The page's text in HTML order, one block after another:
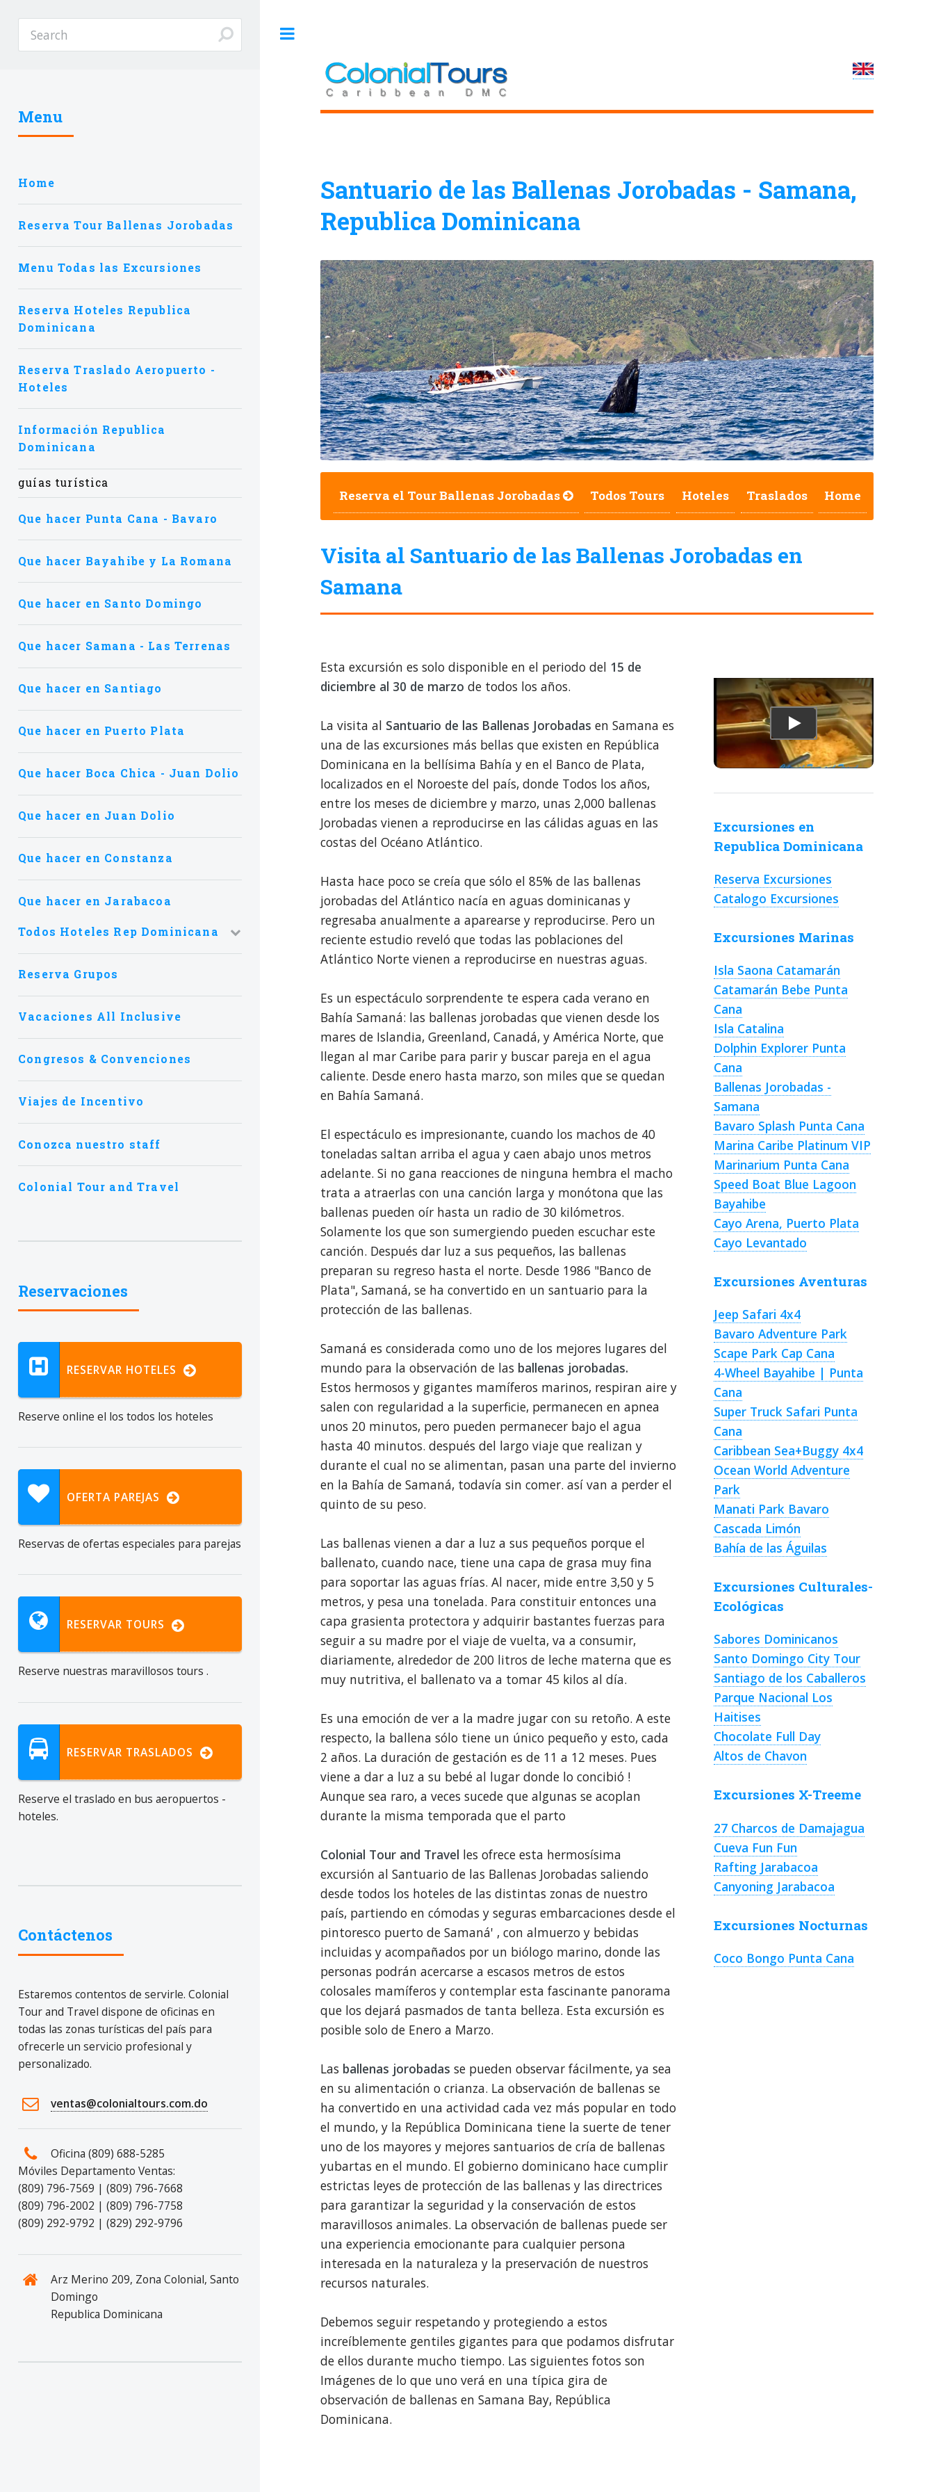
Menu
Home
Reserva Tour Ballenas Jorobadas
Menu Todas las Excursiones
Reserva Hoteles Republica
Dominicana
Reserva Traslado Aeropuerto -
Hoteles
Información Republica
Dominicana
guías turística
Que hacer Punta Cana - Bavaro
Que hacer Bayahibe y La Romana
Que hacer en Santo Domingo
Que hacer Samana - Las Terrenas
Que hacer en Santiago
Que hacer en Puerto Plata
Que hacer Boca Chica - Juan Dolio
Que hacer en Juan Dolio
Que hacer en Constanza
Que hacer en Jarabacoa
Todos Hoteles Rep Dominicana
Reserva Grupos
Vacaciones All Inclusive
Congresos & Convenciones
Viajes de Incentivo
Conozca nuestro staff
Colonial Tour and Travel
Reservaciones
RESERVAR HOTELES
Reserve online el los todos los hoteles
OFERTA PAREJAS
Reservas de ofertas especiales para parejas
RESERVAR TOURS
Reserve nuestras maravillosos tours .
RESERVAR TRASLADOS
Reserve el traslado en bus aeropuertos -
hoteles.
Contáctenos
Estaremos contentos de servirle. Colonial
Tour and Travel dispone de oficinas en
todas las zonas turísticas del país para
ofrecerle un servicio profesional y
personalizado.
ventas@colonialtours.com.do
Oficina (809) 688-5285
Móviles Departamento Ventas:
(809) 796-7569 | (809) 796-7668
(809) 796-2002 | (809) 796-7758
(809) 292-9792 | (829) 292-9796
Arz Merino 209, Zona Colonial, Santo
Domingo
Republica Dominicana
Santuario de las Ballenas Jorobadas - Samana,
Republica Dominicana
Reserva el Tour Ballenas Jorobadas Home
Traslados
Hoteles
Todos Tours
Visita al Santuario de las Ballenas Jorobadas en
Samana
Esta excursión es solo disponible en el periodo del 15 de
diciembre al 30 de marzo de todos los años.
La visita al Santuario de las Ballenas Jorobadas en Samana es
una de las excursiones más bellas que existen en República
Dominicana en la bellísima Bahía y en el Banco de Plata,
localizados en el Noroeste del país, donde Todos los años,
entre los meses de diciembre y marzo, unas 2,000 ballenas
Jorobadas vienen a reproducirse en las cálidas aguas en las
costas del Océano Atlántico.
Hasta hace poco se creía que sólo el 85% de las ballenas
jorobadas del Atlántico nacía en aguas dominicanas y
regresaba anualmente a aparearse y reproducirse. Pero un
reciente estudio reveló que todas las poblaciones del
Atlántico Norte vienen a reproducirse en nuestras aguas.
Es un espectáculo sorprendente te espera cada verano en
Bahía Samaná: las ballenas jorobadas que vienen desde los
mares de Islandia, Greenland, Canadá, y América Norte, que
llegan al mar Caribe para parir y buscar pareja en el agua
caliente. Desde enero hasta marzo, son miles que se quedan
en Bahía Samaná.
El espectáculo es impresionante, cuando los machos de 40
toneladas saltan arriba el agua y caen abajo unos metros
adelante. Si no gana reacciones de ninguna hembra el macho
trata a atraerlas con una canción larga y monótona que las
ballenas pueden oír hasta un radio de 30 kilómetros.
Solamente los que son sumergiendo pueden escuchar este
canción. Después dar luz a sus pequeños, las ballenas
preparan su regreso hasta el norte. Desde 1986 "Banco de
Plata", Samaná, se ha convertido en un santuario para la
protección de las ballenas.
Samaná es considerada como uno de los mejores lugares del
mundo para la observación de las ballenas jorobadas.
Estos hermosos y gigantes mamíferos marinos, respiran aire y
salen con regularidad a la superficie, permanecen en apnea
unos 20 minutos, pero pueden permanecer bajo el agua
hasta 40 minutos. después del largo viaje que realizan y
durante el cual no se alimentan, pasan una parte del invierno
en la Bahía de Samaná, todavía sin comer. así van a perder el
quinto de su peso.
Las ballenas vienen a dar a luz a sus pequeños porque el
ballenato, cuando nace, tiene una capa de grasa muy fina
para soportar las aguas frías. Al nacer, mide entre 3,50 y 5
metros, y pesa una tonelada. Para constituir entonces una
capa grasienta protectora y adquirir bastantes fuerzas para
seguir a su madre por el viaje de vuelta, va a consumir,
diariamente, alrededor de 200 litros de leche materna que es
muy nutritiva, el ballenato va a tomar 45 kilos al día.
Es una emoción de ver a la madre jugar con su retoño. A este
respecto, la ballena sólo tiene un único pequeño y esto, cada
2 años. La duración de gestación es de 11 a 12 meses. Pues
viene a dar a luz a su bebé al lugar donde lo concibió !
Aunque sea raro, a veces sucede que algunas se acoplan
durante la misma temporada que el parto
Colonial Tour and Travel les ofrece esta hermosísima
excursión al Santuario de las Ballenas Jorobadas saliendo
desde todos los hoteles de las distintas zonas de nuestro
país, partiendo en cómodas y seguras embarcaciones desde el
pintoresco puerto de Samaná' , con almuerzo y bebidas
incluidas y acompañados por un biólogo marino, donde las
personas podrán acercarse a escasos metros de estos
colosales mamíferos y contemplar esta fascinante panorama
que los dejará pasmados de tanta belleza. Esta excursión es
posible solo de Enero a Marzo.
Las ballenas jorobadas se pueden observar fácilmente, ya sea
en su alimentación o crianza. La observación de ballenas se
ha convertido en una actividad cada vez más popular en todo
el mundo, y la República Dominicana tiene la suerte de tener
uno de los mayores y mejores santuarios de cría de ballenas
yubartas en el mundo. El gobierno dominicano hace cumplir
estrictas leyes de protección de las ballenas y las directrices
para garantizar la seguridad y la conservación de estos
maravillosos animales. La observación de ballenas puede ser
una experiencia emocionante para cualquier persona
interesada en la naturaleza y la preservación de nuestros
recursos naturales.
Debemos seguir respetando y protegiendo a estos
increíblemente gentiles gigantes para que podamos disfrutar
de ellos durante mucho tiempo. Las siguientes fotos son
Imágenes de lo que uno verá en una típica gira de
observación de ballenas en Samana Bay, República
Dominicana.
WHALES SAMANA TOUR
Excursiones en
Republica Dominicana
Reserva Excursiones
Catalogo Excursiones
Excursiones Marinas
Isla Saona Catamarán
Catamarán Bebe Punta
Cana
Isla Catalina
Dolphin Explorer Punta
Cana
Ballenas Jorobadas -
Samana
Bavaro Splash Punta Cana
Marina Caribe Platinum VIP
Marinarium Punta Cana
Speed Boat Blue Lagoon
Bayahibe
Cayo Arena, Puerto Plata
Cayo Levantado
Excursiones Aventuras
Jeep Safari 4x4
Bavaro Adventure Park
Scape Park Cap Cana
4-Wheel Bayahibe | Punta
Cana
Super Truck Safari Punta
Cana
Caribbean Sea+Buggy 4x4
Ocean World Adventure
Park
Manati Park Bavaro
Cascada Limón
Bahía de las Águilas
Excursiones Culturales-
Ecológicas
Sabores Dominicanos
Santo Domingo City Tour
Santiago de los Caballeros
Parque Nacional Los
Haitises
Chocolate Full Day
Altos de Chavon
Excursiones X-Treeme
27 Charcos de Damajagua
Cueva Fun Fun
Rafting Jarabacoa
Canyoning Jarabacoa
Excursiones Nocturnas
Coco Bongo Punta Cana